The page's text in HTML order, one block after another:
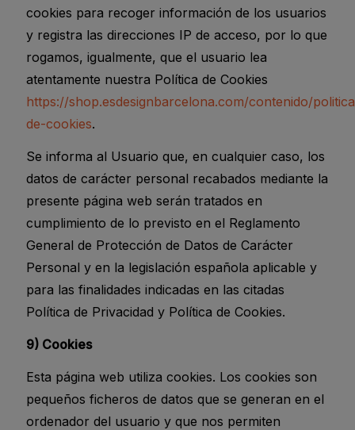
cookies para recoger información de los usuarios
y registra las direcciones IP de acceso, por lo que
rogamos, igualmente, que el usuario lea
atentamente nuestra Política de Cookies
https://shop.esdesignbarcelona.com/contenido/
de-cookies.
Se informa al Usuario que, en cualquier caso, los
datos de carácter personal recabados mediante la
presente página web serán tratados en
cumplimiento de lo previsto en el Reglamento
General de Protección de Datos de Carácter
Personal y en la legislación española aplicable y
para las finalidades indicadas en las citadas
Política de Privacidad y Política de Cookies.
9) Cookies
Esta página web utiliza cookies. Los cookies son
pequeños ficheros de datos que se generan en el
ordenador del usuario y que nos permiten